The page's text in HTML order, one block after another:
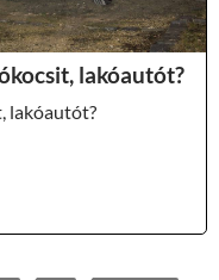
lakóautót?
lakóautót?